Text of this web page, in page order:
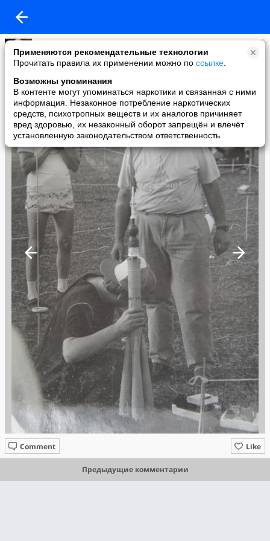
Применяются рекомендательные технологии
Прочитать правила их применении можно по ссылке
Возможны упоминания
В контенте могут упоминаться наркотики и связанная с ними
информация. Незаконное потребление наркотических
средств, психотропных веществ и их аналогов причиняет
вред здоровью, их незаконный оборот запрещён и влечёт
установленную законодательством ответственность
Владимир
added a photo
13 Jul в 13:39
Like
Comment
Предыдущие комментарии